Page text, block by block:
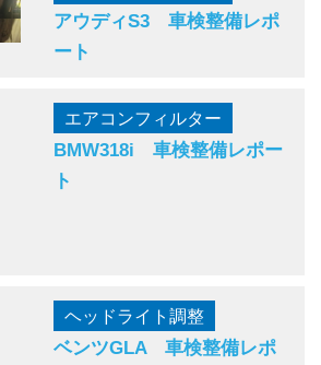
アウディS3 車検整備レポ
ート
エアコンフィルター
BMW318i 車検整備レポー
ト
ヘッドライト調整
ベンツGLA 車検整備レポ